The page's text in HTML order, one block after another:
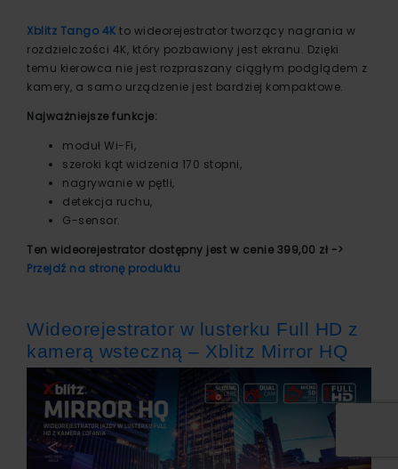
Xblitz Tango 4K to wideorejestrator tworzący nagrania w
rozdzielczości 4K, który pozbawiony jest ekranu. Dzięki
temu kierowca nie jest rozpraszany ciągłym podglądem z
kamery, a samo urządzenie jest bardziej kompaktowe.
Najważniejsze funkcje:
moduł Wi-Fi,
szeroki kąt widzenia 170 stopni,
nagrywanie w pętli,
detekcja ruchu,
G-sensor.
Ten wideorejestrator dostępny jest w cenie 399,00 zł ->
Przejdź na stronę produktu
Wideorejestrator w lusterku Full HD z
kamerą wsteczną – Xblitz Mirror HQ